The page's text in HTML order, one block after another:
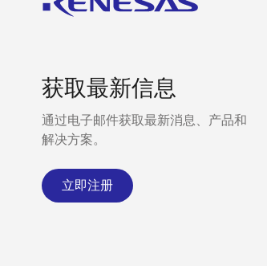
获取最新信息
通过电子邮件获取最新消息、产品和
解决方案。
立即注册